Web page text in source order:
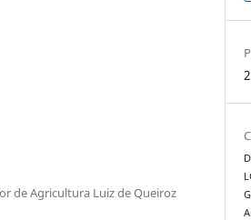
de Agricultura Luiz de Queiroz